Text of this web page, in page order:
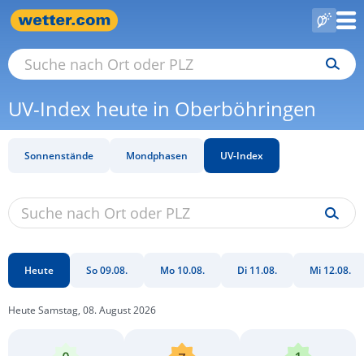
UV-Index heute in Oberböhringen
Sonnenstände Mondphasen UV-Index
Heute So 09.08. Mo 10.08. Di 11.08. Mi 12.08.
Heute Samstag, 08. August 2026